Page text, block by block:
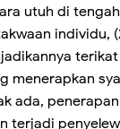
utuh di
individu,
menerapkan
ada,
terjadi